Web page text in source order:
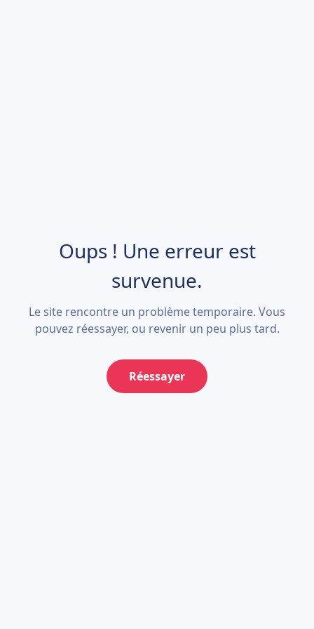
Oups ! Une erreur est
survenue.
Le site rencontre un problème temporaire. Vous
pouvez réessayer, ou revenir un peu plus tard.
Réessayer